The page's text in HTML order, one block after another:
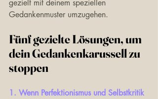
gezielt mit deinem speziellen
Gedankenmuster umzugehen.
Fünf gezielte Lösungen, um
dein Gedankenkarussell zu
stoppen
1. Wenn Perfektionismus und Selbstkritik